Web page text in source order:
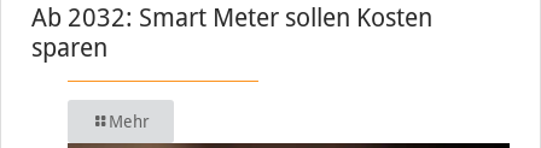
Ab 2032: Smart Meter sollen Kosten
sparen
Mehr